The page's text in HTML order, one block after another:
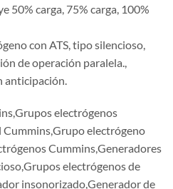
50% carga, 75% carga, 100%
con ATS, tipo silencioso,
de operación paralela.,
anticipación.
electrógenos
electrógeno
Cummins,Generadores
electrógenos de
insonorizado,Generador de